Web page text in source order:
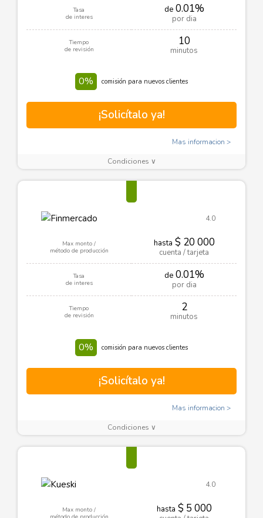
Tasa
de interes
de0.01%
por dia
Tiempo
de revisión
10
minutos
0% comisión para nuevos clientes
¡Solicítalo ya!
Mas informacion
Condiciones ∨
4.0
Max monto /
método de producción
hasta $ 20 000
cuenta / tarjeta
Tasa
de interes
de0.01%
por dia
Tiempo
de revisión
2
minutos
0% comisión para nuevos clientes
¡Solicítalo ya!
Mas informacion
Condiciones ∨
4.0
Max monto /
hasta $ 5 000